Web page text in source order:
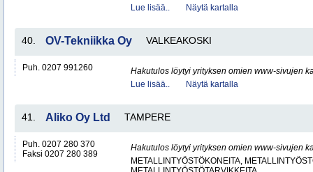
Lue lisää..
Näytä kartalla
40. OV-Tekniikka Oy VALKEAKOSKI
Puh. 0207 991260
Hakutulos löytyi yrityksen omien www-sivujen
Lue lisää..
Näytä kartalla
41. Aliko Oy Ltd TAMPERE
Puh. 0207 280 370
Faksi 0207 280 389
Hakutulos löytyi yrityksen omien www-sivujen
METALLINTYÖSTÖKONEITA,